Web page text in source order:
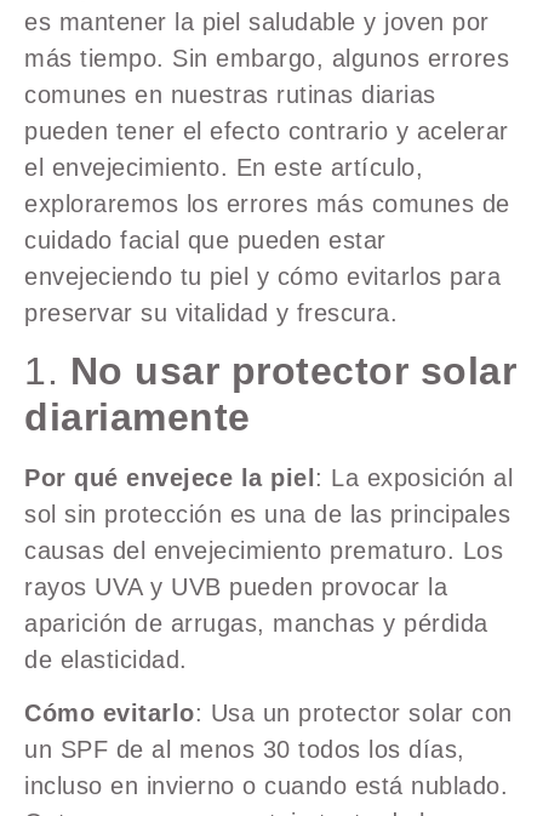
es mantener la piel saludable y joven por
más tiempo. Sin embargo, algunos errores
comunes en nuestras rutinas diarias
pueden tener el efecto contrario y acelerar
el envejecimiento. En este artículo,
exploraremos los errores más comunes de
cuidado facial que pueden estar
envejeciendo tu piel y cómo evitarlos para
preservar su vitalidad y frescura.
1. No usar protector solar
diariamente
Por qué envejece la piel : La exposición al
sol sin protección es una de las principales
causas del envejecimiento prematuro. Los
rayos UVA y UVB pueden provocar la
aparición de arrugas, manchas y pérdida
de elasticidad.
Cómo evitarlo: Usa un protector solar con
un SPF de al menos 30 todos los días,
incluso en invierno o cuando está nublado.